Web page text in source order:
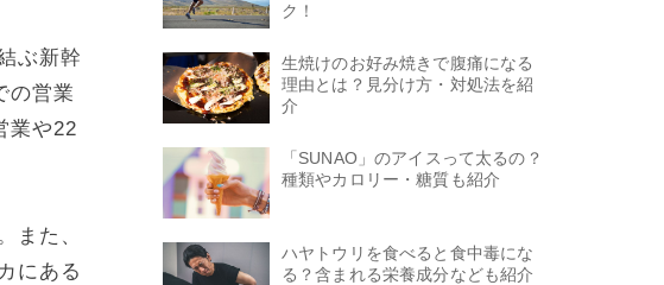
ぶ新幹
の営業
業や22
また、
にある
ク！
生焼けのお好み焼きで腹痛になる
理由とは？見分け方・対処法を紹
介
「SUNAO」のアイスって太るの？
種類やカロリー・糖質も紹介
ハヤトウリを食べると食中毒にな
る？含まれる栄養成分なども紹介